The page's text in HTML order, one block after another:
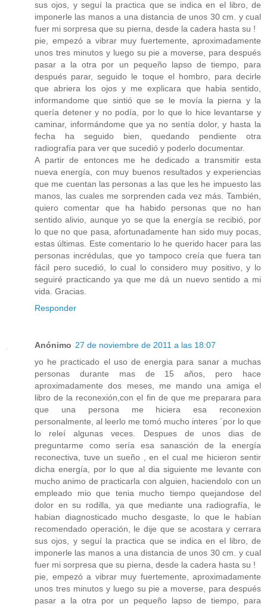
sus ojos, y seguí la practica que se indica en el libro, de
imponerle las manos a una distancia de unos 30 cm. y cual
fuer mi sorpresa que su pierna, desde la cadera hasta su !
pie, empezó a vibrar muy fuertemente, aproximadamente
unos tres minutos y luego su pie a moverse, para después
pasar a la otra por un pequeño lapso de tiempo, para
después parar, seguido le toque el hombro, para decirle
que abriera los ojos y me explicara que habia sentido,
informandome que sintió que se le movía la pierna y la
quería detener y no podía, por lo que lo hice levantarse y
caminar, informándome que ya no sentía dolor, y hasta la
fecha ha seguido bien, quedando pendiente otra
radiografía para ver que sucedió y poderlo documentar.
A partir de entonces me he dedicado a transmitir esta
nueva energía, con muy buenos resultados y experiencias
que me cuentan las personas a las que les he impuesto las
manos, las cuales me sorprenden cada vez más. También,
quiero comentar que ha habido personas que no han
sentido alivio, aunque yo se que la energía se recibió, por
lo que no que pasa, afortunadamente han sido muy pocas,
estas últimas. Este comentario lo he querido hacer para las
personas incrédulas, que yo tampoco creía que fuera tan
fácil pero sucedió, lo cual lo considero muy positivo, y lo
seguiré practicando ya que me dá un nuevo sentido a mi
vida. Gracias.
Responder
Anónimo 27 de noviembre de 2011 a las 18:07
yo he practicado el uso de energia para sanar a muchas
personas durante mas de 15 años, pero hace
aproximadamente dos meses, me mando una amiga el
libro de la reconexión,con el fin de que me preparara para
que una persona me hiciera esa reconexion
personalmente, al leerlo me tomó mucho interes ´por lo que
lo releí algunas veces. Despues de unos dias de
preguntarme como sería esa sanasción de la energía
reconectiva, tuve un sueño , en el cual me hicieron sentir
dicha energía, por lo que al dia siguiente me levante con
mucho animo de practicarla con alguien, haciendolo con un
empleado mio que tenia mucho tiempo quejandose del
dolor en su rodilla, ya que mediante una radiografía, le
habian diagnosticado mucho desgaste, lo que le habían
recomendado operación, le dije que se acostara y cerrara
sus ojos, y seguí la practica que se indica en el libro, de
imponerle las manos a una distancia de unos 30 cm. y cual
fuer mi sorpresa que su pierna, desde la cadera hasta su !
pie, empezó a vibrar muy fuertemente, aproximadamente
unos tres minutos y luego su pie a moverse, para después
pasar a la otra por un pequeño lapso de tiempo, para